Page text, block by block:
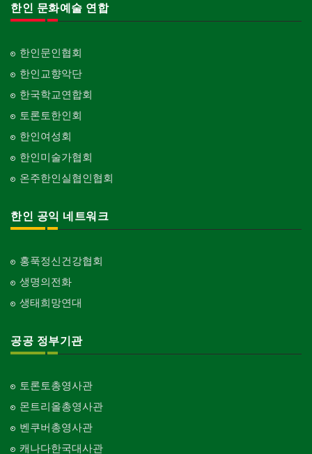
한인 문화예술 연합
한인문인협회
한인교향악단
한국학교연합회
토론토한인회
한인여성회
한인미술가협회
온주한인실협인협회
한인 공익 네트워크
홍푹정신건강협회
생명의전화
생태희망연대
공공 정부기관
토론토총영사관
몬트리올총영사관
벤쿠버총영사관
캐나다한국대사관